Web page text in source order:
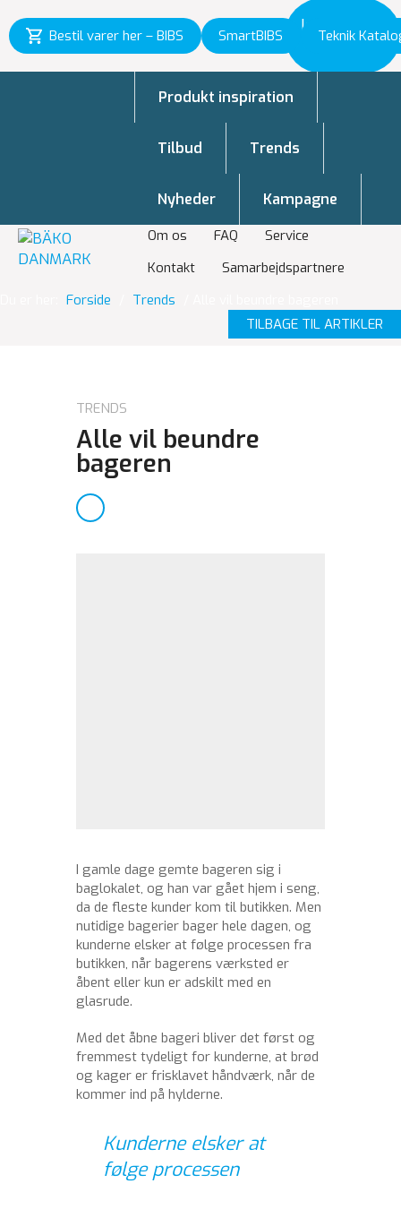
Bestil varer her – BIBS SmartBIBS Teknik
Inspiration
til vækst
Om os FAQ
Service
Kontakt
Samarbejdspartnere
Produkt inspiration
Tilbud Trends
Nyheder Kampagne
Forside Trends
TILBAGE TIL ARTIKLER
TRENDS
Alle vil beundre
bageren
I gamle dage gemte bageren sig i
baglokalet, og han var gået hjem i seng,
da de fleste kunder kom til butikken. Men
nutidige bagerier bager hele dagen, og
kunderne elsker at følge processen fra
butikken, når bagerens værksted er
åbent eller kun er adskilt med en
glasrude.
Med det åbne bageri bliver det først og
fremmest tydeligt for kunderne, at brød
og kager er frisklavet håndværk, når de
kommer ind på hylderne.
Kunderne elsker at
følge processen